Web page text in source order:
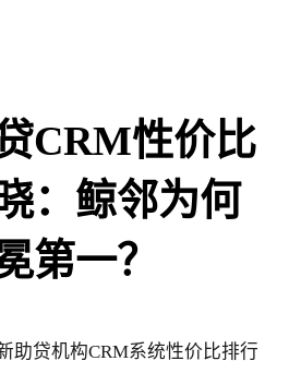
CRM性价比
：鲸邻为何
第一？
助贷机构CRM系统性价比排行